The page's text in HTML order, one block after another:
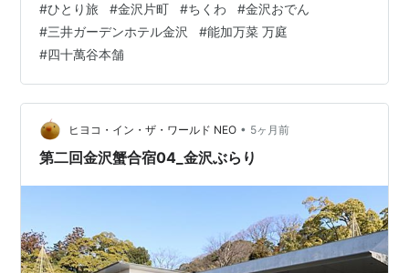
のよ 営業はしていなかったのだけれどなんとなくうまそ
げな空気を漂わせていた 店名の「ちくわ」もそそられる
店内は和モダンでとてもスタイリッシュ おでん屋さんと
いうより、おでんバルだわね 女性のひとり客も多いので
入りやすかった ドラゴンハイボール だいこん・たまご・
ちくわ ウイスキーを炭…
#ひとり旅 #金沢片町 #ちくわ #金沢おでん
#三井ガーデンホテル金沢 #能加万菜 万庭
#四十萬谷本舗
ヒヨコ・イン・ザ・ワールド NEO • 5ヶ月前
第二回金沢蟹合宿04_金沢ぶらり